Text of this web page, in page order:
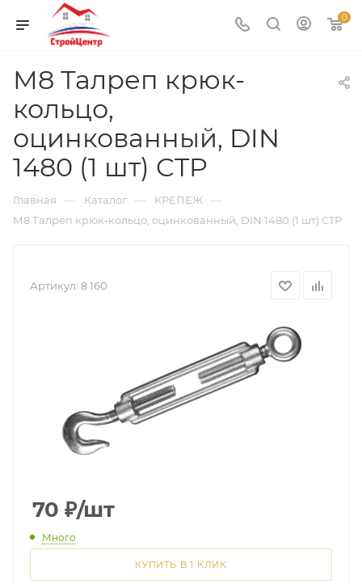
0
М8 Талреп крюк-
кольцо,
оцинкованный, DIN
1480 (1 шт) CTP
Главная — Каталог — КРЕПЕЖ —
М8 Талреп крюк-кольцо, оцинкованный, DIN 1480 (1 шт) CTP
Артикул: 8 160
70 ₽/шт
Много
КУПИТЬ В 1 КЛИК